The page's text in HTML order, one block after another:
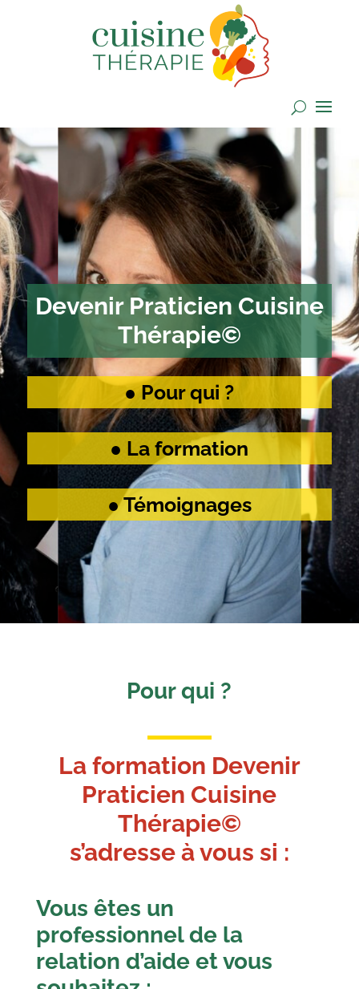
Devenir Praticien Cuisine
Thérapie©
● Pour qui ?
● La formation
● Témoignages
Pour qui ?
La formation Devenir
Praticien Cuisine
Thérapie©
s’adresse à vous si :
Vous êtes un
professionnel de la
relation d’aide et vous